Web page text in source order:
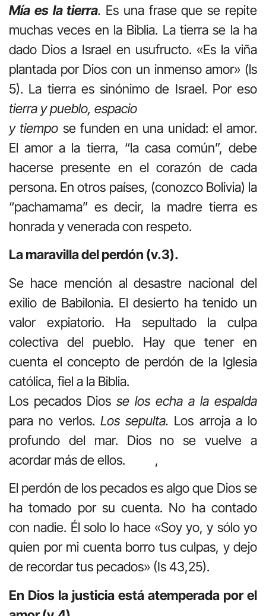
Mía es la tierra. Es una frase que se repite
muchas veces en la Biblia. La tierra se la ha
dado Dios a Israel en usufructo. «Es la viña
plantada por Dios con un inmenso amor» (ls
5). La tierra es sinónimo de Israel. Por eso
tierra y pueblo, espacio
y tiempo se funden en una unidad: el amor.
El amor a la tierra, “la casa común”, debe
hacerse presente en el corazón de cada
persona. En otros países, (conozco Bolivia) la
“pachamama” es decir, la madre tierra es
honrada y venerada con respeto.
La maravilla del perdón (v.3).
Se hace mención al desastre nacional del
exilio de Babilonia. El desierto ha tenido un
valor expiatorio. Ha sepultado la culpa
colectiva del pueblo. Hay que tener en
cuenta el concepto de perdón de la Iglesia
católica, fiel a la Biblia.
Los pecados Dios se los echa a la espalda
para no verlos. Los sepulta. Los arroja a lo
profundo del mar. Dios no se vuelve a
acordar más de ellos. ,
El perdón de los pecados es algo que Dios se
ha tomado por su cuenta. No ha contado
con nadie. Él solo lo hace «Soy yo, y sólo yo
quien por mi cuenta borro tus culpas, y dejo
de recordar tus pecados» (Is 43,25).
En Dios la justicia está atemperada por el